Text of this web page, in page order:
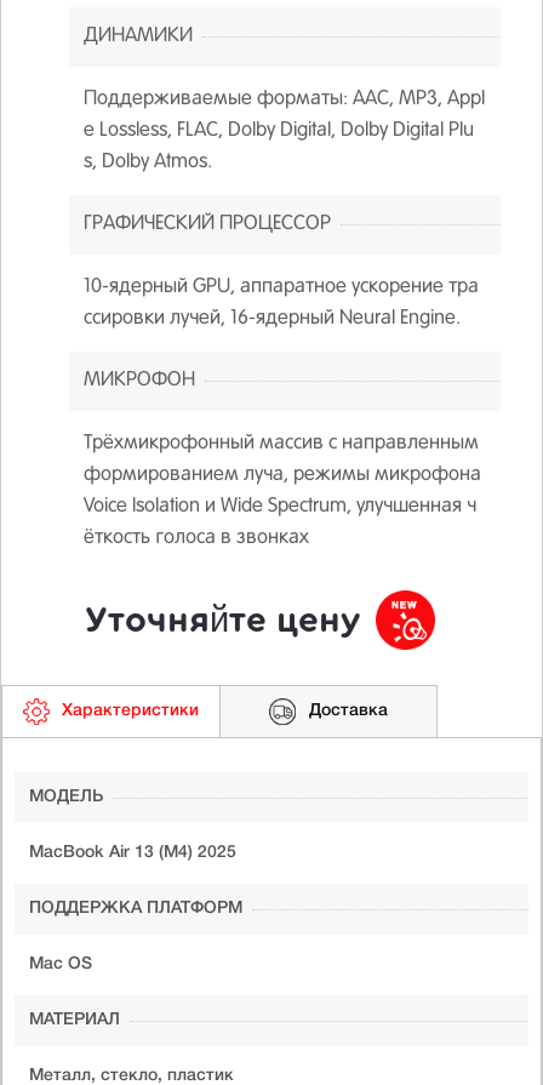
Уточняйте цену
ДИНАМИКИ
Поддерживаемые форматы: AAC, MP3, Appl
e Lossless, FLAC, Dolby Digital, Dolby Digital Plu
s, Dolby Atmos.
ГРАФИЧЕСКИЙ ПРОЦЕССОР
10-ядерный GPU, аппаратное ускорение тра
ссировки лучей, 16-ядерный Neural Engine.
МИКРОФОН
Трёхмикрофонный массив с направленным
формированием луча, режимы микрофона
Voice Isolation и Wide Spectrum, улучшенная ч
ёткость голоса в звонках
Характеристики Доставка
МОДЕЛЬ
MacBook Air 13 (M4) 2025
ПОДДЕРЖКА ПЛАТФОРМ
Mac OS
МАТЕРИАЛ
Металл, стекло, пластик